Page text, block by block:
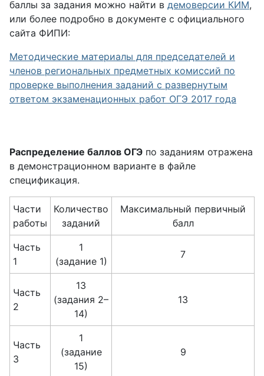
баллы за задания можно найти в демоверсии КИМ,
или более подробно в документе с официального
сайта ФИПИ:
Методические материалы для председателей и
членов региональных предметных комиссий по
проверке выполнения заданий с развернутым
ответом экзаменационных работ ОГЭ 2017 года
Распределение баллов ОГЭ по заданиям отражена
в демонстрационном варианте в файле
спецификация.
Части
работы
Количество
заданий
Максимальный первичный
балл
Часть
1
1
(задание 1)
7
Часть
2
13
(задания 2–
14)
13
Часть
3
1
(задание
15)
9